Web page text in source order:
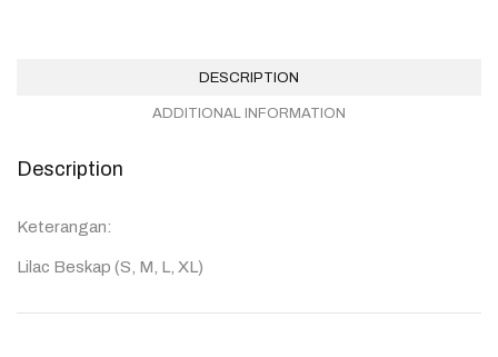
DESCRIPTION
ADDITIONAL INFORMATION
Description
Keterangan:
Lilac Beskap (S, M, L, XL)